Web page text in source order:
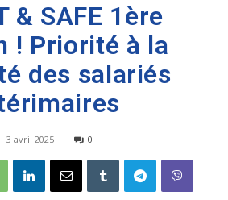
& SAFE 1ère
! Priorité à la
des salariés
3 avril 2025 0